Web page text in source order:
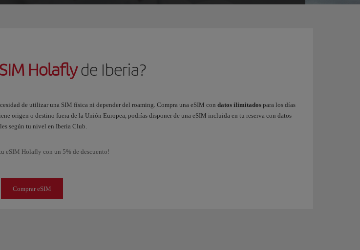
Holaflyde Iberia?
de utilizar una SIM física ni depender del roaming. Compra una eSIM con datos ilimitados para los días
origen o destino fuera de la Unión Europea, podrías disponer de una eSIM incluida en tu reserva con datos
según tu nivel en Iberia Club.
eSIM Holafly con un 5% de descuento!
Comprar eSIM